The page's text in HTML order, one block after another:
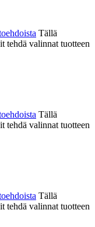
Tällä
tehdä valinnat tuotteen
Tällä
tehdä valinnat tuotteen
Tällä
tehdä valinnat tuotteen